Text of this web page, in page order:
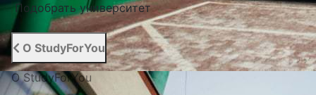
Подобрать университет
О StudyForYou
О StudyForYou